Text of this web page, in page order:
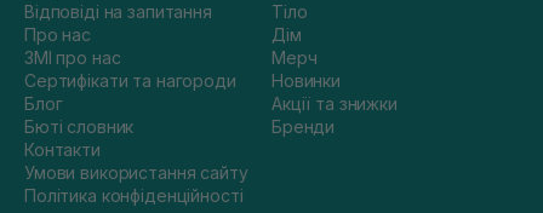
Відповіді на запитання
Про нас
ЗМІ про нас
Сертифікати та нагороди
Блог
Бюті словник
Контакти
Умови використання сайту
Політика конфіденційності
Тіло
Дім
Мерч
Новинки
Акції та знижки
Бренди